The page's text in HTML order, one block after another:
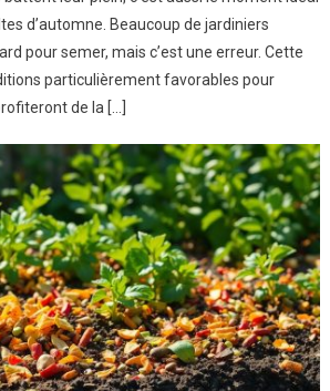
d’automne. Beaucoup de jardiniers
pour semer, mais c’est une erreur. Cette
particulièrement favorables pour
de la […]